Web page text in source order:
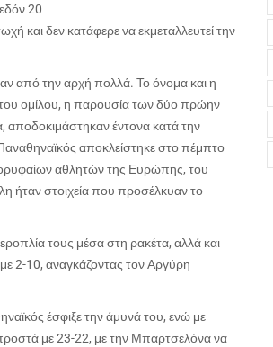
20
και δεν κατάφερε να εκμεταλλευτεί την
από την αρχή πολλά. Το όνομα και η
του ομίλου, η παρουσία των δύο πρώην
αποδοκιμάστηκαν έντονα κατά την
αποκλείστηκε στο πέμπτο
αθλητών της Ευρώπης, του
ήταν στοιχεία που προσέλκυαν το
τους μέσα στη ρακέτα, αλλά και
2-10, αναγκάζοντας τον Αργύρη
έσφιξε την άμυνά του, ενώ με
με 23-22, με την Μπαρτσελόνα να